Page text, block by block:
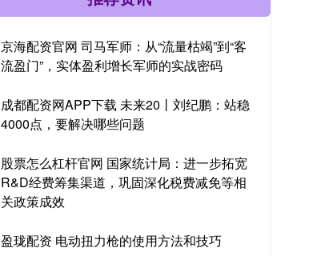
京海配资官网 司马军师：从“流量枯竭”到“客
流盈门”，实体盈利增长军师的实战密码
成都配资网APP下载 未来20丨刘纪鹏：站稳
4000点，要解决哪些问题
股票怎么杠杆官网 国家统计局：进一步拓宽
R&D经费筹集渠道，巩固深化税费减免等相
关政策成效
盈珑配资 电动扭力枪的使用方法和技巧